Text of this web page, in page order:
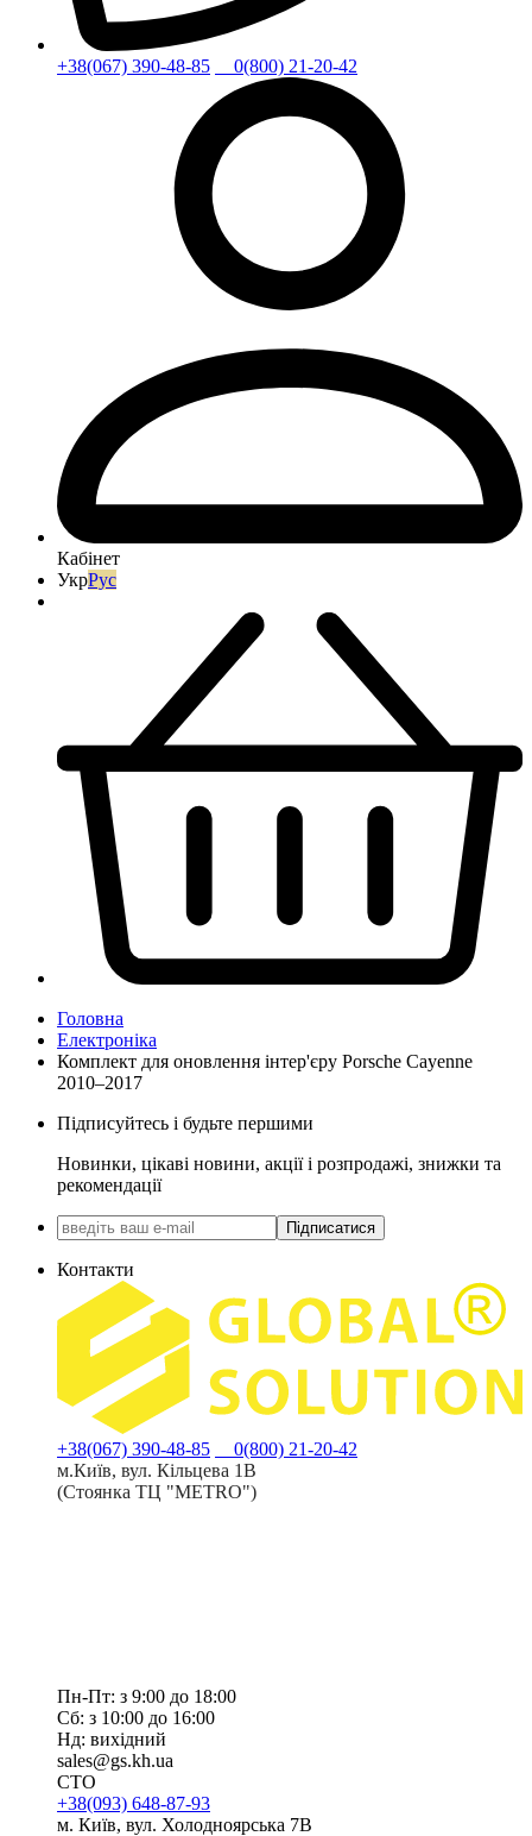
+38(067) 390-48-85 0(800) 21-20-42
Кабінет
УкрРус
Головна
Електроніка
Комплект для оновлення інтер'єру Porsche Cayenne
2010–2017
Підписуйтесь і будьте першими
Новинки, цікаві новини, акції і розпродажі, знижки та
рекомендації
Підписатися
Контакти
+38(067) 390-48-85
0(800) 21-20-42
м.Київ, вул. Кільцева 1В
(Стоянка ТЦ "METRO")
Пн-Пт: з 9:00 до 18:00
Сб: з 10:00 до 16:00
Нд: вихідний
sales@gs.kh.ua
СТО
+38(093) 648-87-93
м. Київ, вул. Холодноярська 7В